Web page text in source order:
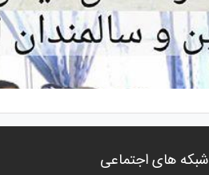
شبکه های اجتماعی